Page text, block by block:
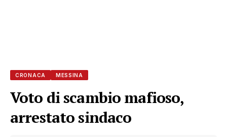
CRONACA MESSINA
Voto di scambio mafioso,
arrestato sindaco